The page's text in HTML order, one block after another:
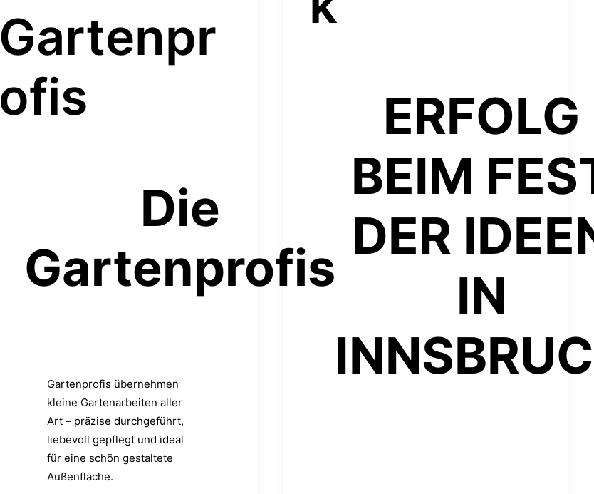
ERFOLG
BEIM
DER
IN
Gartenpr
ofis
Die
Gartenprofis
Gartenprofis übernehmen
kleine Gartenarbeiten aller
Art – präzise durchgeführt,
liebevoll gepflegt und ideal
für eine schön gestaltete
Außenfläche.